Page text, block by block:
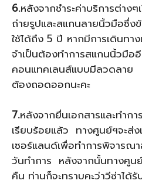
6.หลังจากชำระค่าบริการต่าง
ถ่ายรูปและสแกนลายนิ้วมือซึ่ง
ใช้ได้ถึง 5 ปี หากมีการเดินทา
จำเป็นต้องทำการสแกน
คอนแทคเลนส์แบบมีลวดลา
ต้องถอดออกนะคะ
7.หลังจากยื่นเอกสารและทำก
เรียบร้อยแล้ว ทางศูนย์ฯจะส่
เซอร์แลนด์เพื่อทำการพิจาร
วันทำการ หลังจากนั้นทางศูน
คืน ท่านก็จะทราบคะว่าวีซ่าได้